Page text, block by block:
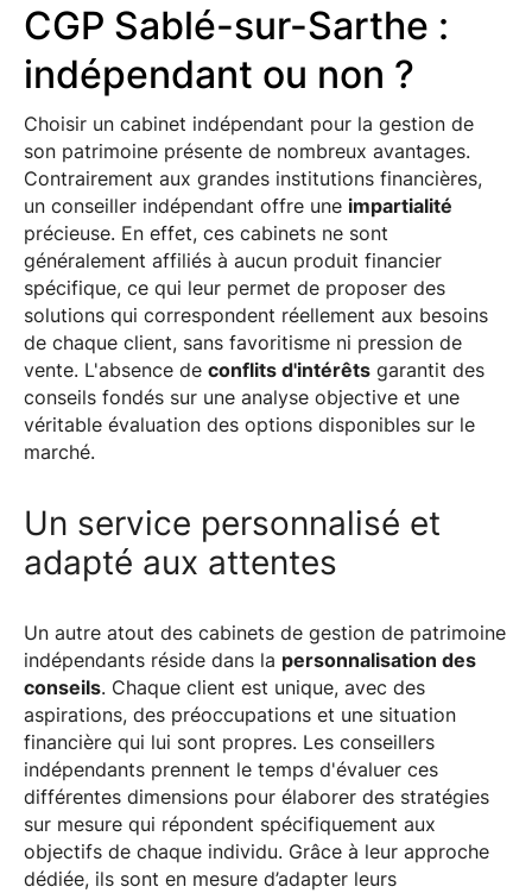
CGP Sablé-sur-Sarthe :
indépendant ou non ?
Choisir un cabinet indépendant pour la gestion de
son patrimoine présente de nombreux avantages.
Contrairement aux grandes institutions financières,
un conseiller indépendant offre une impartialité
précieuse. En effet, ces cabinets ne sont
généralement affiliés à aucun produit financier
spécifique, ce qui leur permet de proposer des
solutions qui correspondent réellement aux besoins
de chaque client, sans favoritisme ni pression de
vente. L'absence de conflits d'intérêtsgarantit des
conseils fondés sur une analyse objective et une
véritable évaluation des options disponibles sur le
marché.
Un service personnalisé et
adapté aux attentes
Un autre atout des cabinets de gestion de patrimoine
indépendants réside dans la personnalisation des
conseils. Chaque client est unique, avec des
aspirations, des préoccupations et une situation
financière qui lui sont propres. Les conseillers
indépendants prennent le temps d'évaluer ces
différentes dimensions pour élaborer des stratégies
sur mesure qui répondent spécifiquement aux
objectifs de chaque individu. Grâce à leur approche
dédiée, ils sont en mesure d’adapter leurs